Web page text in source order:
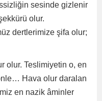
sesinde gizlenir
olur.
dertlerimize şifa olur;
olur. Teslimiyetin o, en
Hava olur daralan
en nazik âminler